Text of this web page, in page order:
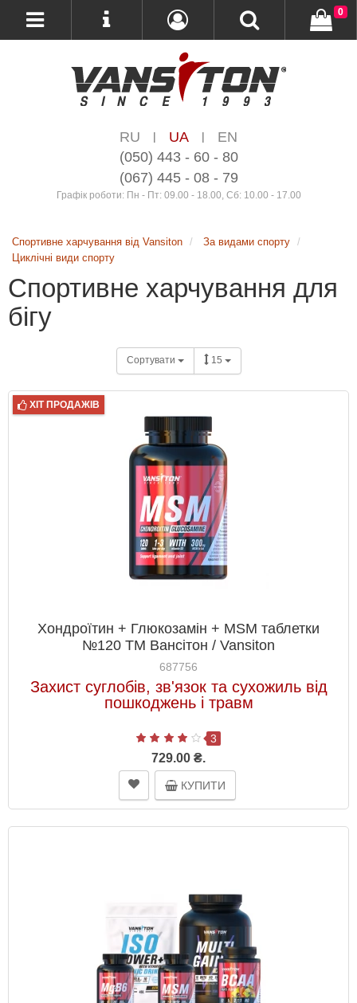
RU | UA |
EN
(050) 443 - 60 - 80
(067) 445 - 08 - 79
Графік роботи: Пн - Пт: 09.00 - 18.00, Сб: 10.00 - 17.00
0
Спортивне харчування від Vansiton
За видами спорту
Циклічні види спорту
Спортивне харчування для
бігу
Сортувати 15
ХІТ ПРОДАЖІВ
Хондроїтин + Глюкозамін + MSM таблетки
№120 ТМ Вансітон / Vansiton
687756
Захист суглобів, зв'язок та сухожиль від
пошкоджень і травм
3
729.00 ₴.
КУПИТИ